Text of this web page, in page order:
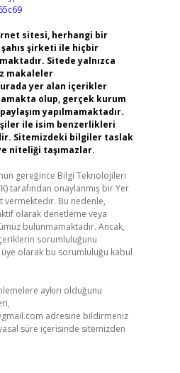
sitesi, herhangi bir
şirketi ile hiçbir
Sitede yalnızca
makaleler
yer alan içerikler
olup, gerçek kurum
yapılmamaktadır.
ile isim benzerlikleri
Sitemizdeki bilgiler taslak
niteliği taşımazlar.
gereğince Bilgi Teknolojileri
tarafından onaylanmış bir Yer
vermektedir. Bu nedenle,
olarak denetleme veya
bulunmamaktadır. Ancak,
sorumluluğunu
olarak bu sorumluluğu kabul
aykırı olduğunu
adresine bildirmeniz
süre içerisinde sitemizden